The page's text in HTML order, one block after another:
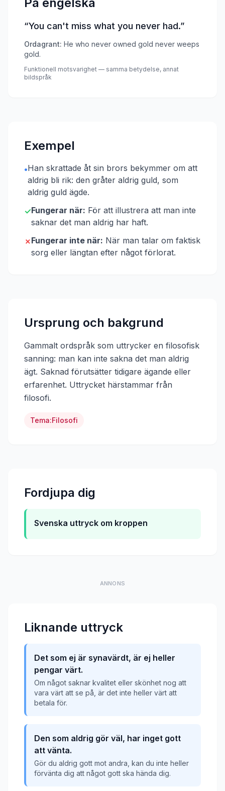
“You can't miss what you never had.”
Ordagrant: He who never owned gold never weeps
gold.
Funktionell motsvarighet — samma betydelse, annat
bildspråk
Exempel
•Han skrattade åt sin brors bekymmer om att
aldrig bli rik: den gråter aldrig guld, som
aldrig guld ägde.
✓Fungerar när: För att illustrera att man inte
saknar det man aldrig har haft.
✗Fungerar inte när: När man talar om faktisk
sorg eller längtan efter något förlorat.
Ursprung och bakgrund
Gammalt ordspråk som uttrycker en filosofisk
sanning: man kan inte sakna det man aldrig
ägt. Saknad förutsätter tidigare ägande eller
erfarenhet. Uttrycket härstammar från
filosofi.
Tema:Filosofi
Fordjupa dig
Svenska uttryck om kroppen
ANNONS
Liknande uttryck
Det som ej är synavärdt, är ej heller
pengar värt.
Om något saknar kvalitet eller skönhet nog att
vara värt att se på, är det inte heller värt att
betala för.
Den som aldrig gör väl, har inget gott
att vänta.
Gör du aldrig gott mot andra, kan du inte heller
förvänta dig att något gott ska hända dig.